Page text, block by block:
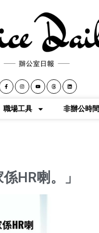
職場工具 非辦公時間
HR喇。」